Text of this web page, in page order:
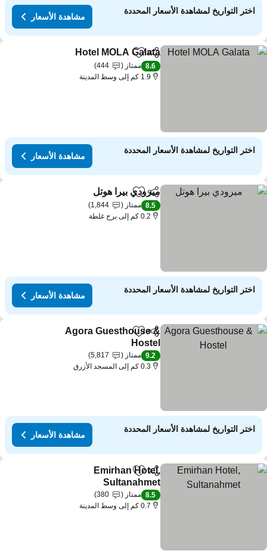
اختر التواريخ لمشاهدة الأسعار المحددة
مشاهدة الأسعار
مشاركةAdd to favorites
Hotel MOLA Galata
8.6 ممتاز
444
1.9 كم إلى وسط المدينة
اختر التواريخ لمشاهدة الأسعار المحددة
مشاهدة الأسعار
مشاركةAdd to favorites
ميرودي بيرا هوتل
8.5 ممتاز
1,844
0.2 كم إلى برج غلطة
اختر التواريخ لمشاهدة الأسعار المحددة
مشاهدة الأسعار
مشاركةAdd to favorites
Agora Guesthouse &
Hostel
9.2 ممتاز
5,817
0.3 كم إلى المسجد الأزرق
اختر التواريخ لمشاهدة الأسعار المحددة
مشاهدة الأسعار
مشاركةAdd to favorites
Emirhan Hotel,
Sultanahmet
8.5 ممتاز
380
0.7 كم إلى وسط المدينة